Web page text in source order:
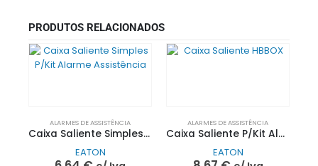
PRODUTOS RELACIONADOS
ALARMES DE ASSISTÊNCIA
Caixa Saliente Simples P/Kit Alarme Assistência
EATON
ALARMES DE ASSISTÊNCIA
Caixa Saliente P/Kit Alarme Assistência CFEAPULLKIT
EATON